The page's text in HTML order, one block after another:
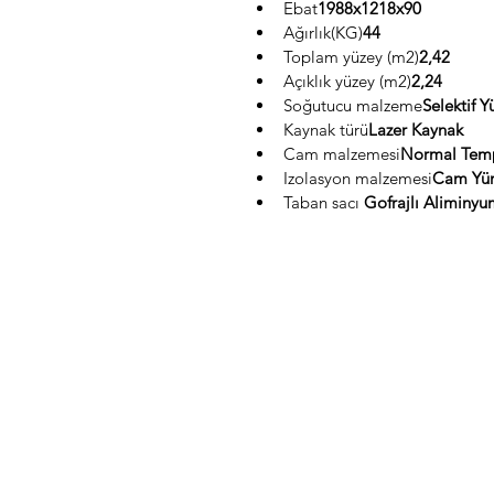
Ebat1988x1218x90
Ağırlık(KG)44
Toplam yüzey (m2)2,42
Açıklık yüzey (m2)2,24
Soğutucu malzemeSelektif
Kaynak türüLazer Kaynak
Cam malzemesiNormal
Izolasyon malzemesiCam
Taban sacı Gofrajlı